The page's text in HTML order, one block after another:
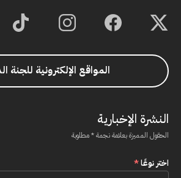
المواقع الإلكترونية للجنة
النشرة الإخبارية
الحقول المميزة بعلامة نجمة * مطلوبة
اختر نوعًا*